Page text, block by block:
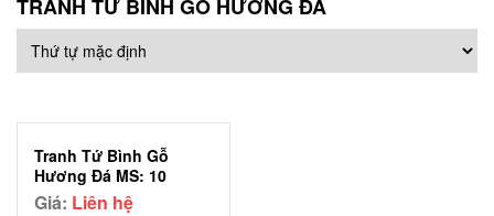
TRANH TỨ BÌNH GỖ HƯƠNG ĐÁ
Tranh Tứ Bình Gỗ
Hương Đá MS: 10
Giá: Liên hệ